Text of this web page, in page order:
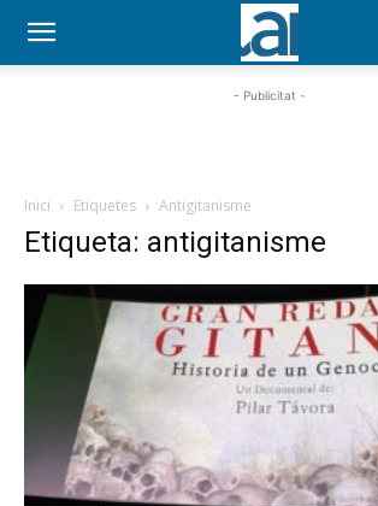
- Publicitat -
Inici Etiquetes Antigitanisme
Etiqueta: antigitanisme